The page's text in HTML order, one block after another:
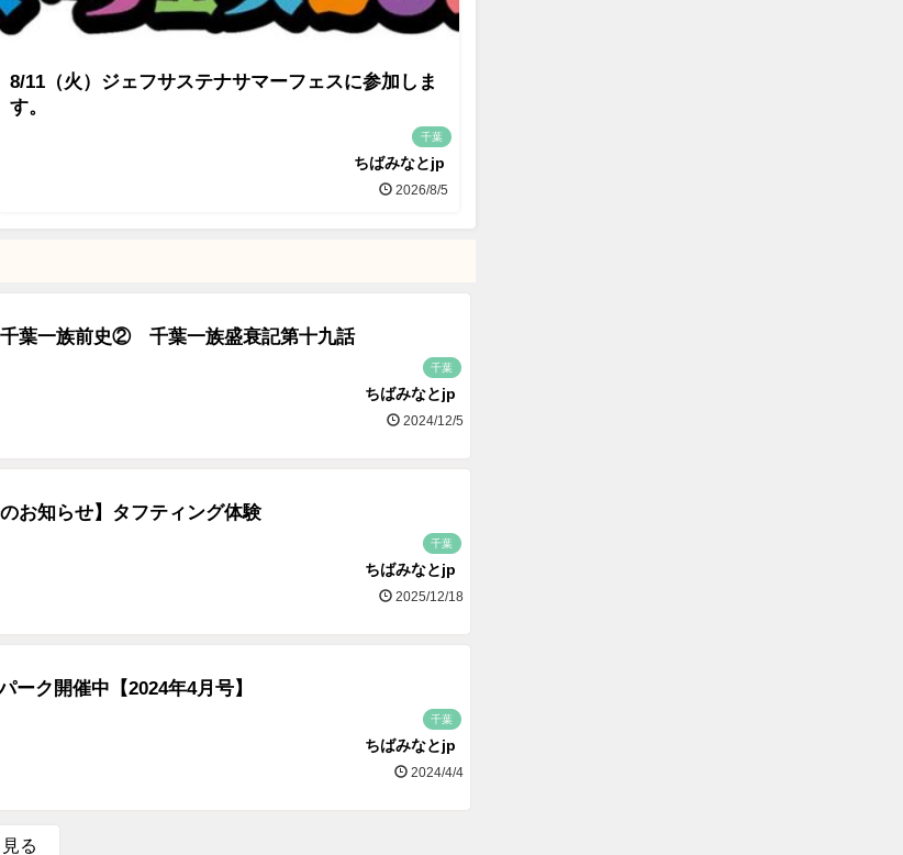
8/11（火）ジェフサステナサマーフェスに参加しま
す。
千葉
ちばみなとjp
2026/8/5
千葉一族前史② 千葉一族盛衰記第十九話
千葉
ちばみなとjp
2024/12/5
お知らせ】タフティング体験
千葉
ちばみなとjp
2025/12/18
ーク開催中【2024年4月号】
千葉
ちばみなとjp
2024/4/4
る